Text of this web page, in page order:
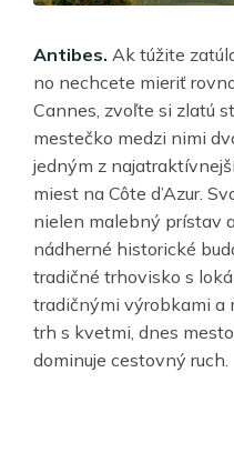
Antibes. Ak túžite
no nechcete mieriť
Cannes, zvoľte si zlatú
mestečko medzi nimi
jedným z
miest na Côte d’Azur.
nielen malebný prístav
nádherné historické
tradičné trhovisko s
tradičnými výrobkami a
trh s kvetmi, dnes
dominuje cestovný ruch.